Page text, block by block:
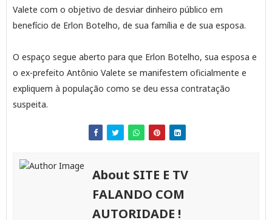
Valete com o objetivo de desviar dinheiro público em
benefício de Erlon Botelho, de sua família e de sua esposa.
O espaço segue aberto para que Erlon Botelho, sua esposa e
o ex-prefeito Antônio Valete se manifestem oficialmente e
expliquem à população como se deu essa contratação
suspeita.
About SITE E TV
FALANDO COM
AUTORIDADE !